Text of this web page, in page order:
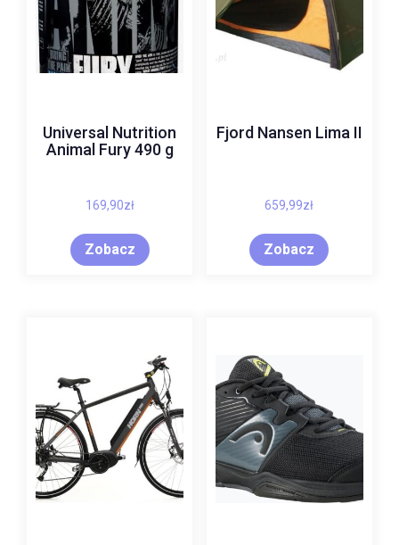
Universal Nutrition
Animal Fury 490 g
169,90zł
Zobacz
Fjord Nansen Lima II
659,99zł
Zobacz